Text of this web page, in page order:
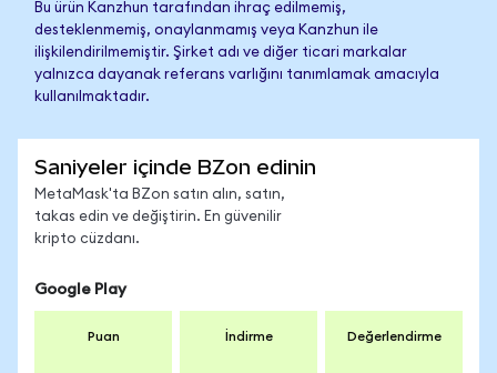
Bu ürün Kanzhun tarafından ihraç edilmemiş,
desteklenmemiş, onaylanmamış veya Kanzhun ile
ilişkilendirilmemiştir. Şirket adı ve diğer ticari markalar
yalnızca dayanak referans varlığını tanımlamak amacıyla
kullanılmaktadır.
Saniyeler içinde BZon edinin
MetaMask'ta BZon satın alın, satın,
takas edin ve değiştirin. En güvenilir
kripto cüzdanı.
Google Play
Puan İndirme Değerlendirme